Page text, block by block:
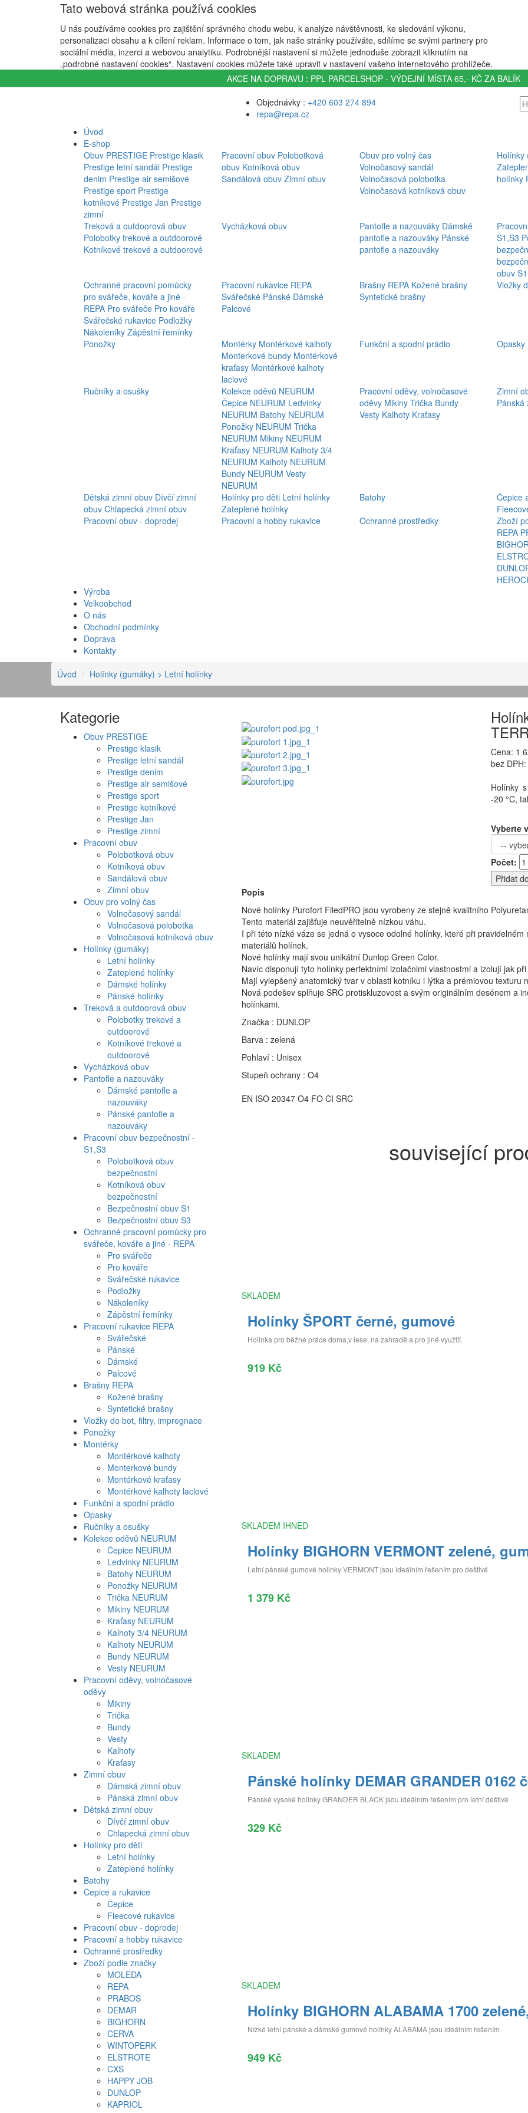
Tato webová stránka používá cookies
U nás používáme cookies pro zajištění správného chodu webu, k analýze návštěvnosti, ke sledování výkonu,
personalizaci obsahu a k cílení reklam. Informace o tom, jak naše stránky používáte, sdílíme se svými partnery pro
sociální média, inzerci a webovou analytiku. Podrobnější nastavení si můžete jednoduše zobrazit kliknutím na
„podrobné nastavení cookies“. Nastavení cookies můžete také upravit v nastavení vašeho internetového prohlížeče.
AKCE NA DOPRAVU : PPL PARCELSHOP - VÝDEJNÍ MÍSTA 65,- KČ ZA BALÍK
Objednávky : +420 603 274 894
repa@repa.cz
Úvod
E-shop
Obuv PRESTIGE Prestige klasik
Prestige letní sandál Prestige
denim Prestige air semišové
Prestige sport Prestige
kotníkové Prestige Jan Prestige
zimní
Pracovní obuv Polobotková
obuv Kotníková obuv
Sandálová obuv Zimní obuv
Obuv pro volný čas
Volnočasový sandál
Volnočasová polobotka
Volnočasová kotníková obuv
Holínky
holínky
Treková a outdoorová obuv
Polobotky trekové a outdoorové
Kotníkové trekové a outdoorové
Vycházková obuv Pantofle a nazouváky Dámské
pantofle a nazouváky Pánské
pantofle a nazouváky
S1,S3
obuv S1
Ochranné pracovní pomůcky
pro svářeče, kováře a jiné -
REPA Pro svářeče Pro kováře
Svářečské rukavice Podložky
Nákoleníky Zápěstní řemínky
Pracovní rukavice REPA
Svářečské Pánské Dámské
Palcové
Brašny REPA Kožené brašny
Syntetické brašny
Vložky
Ponožky Montérky Montérkové kalhoty
Monterkové bundy Montérkové
kraťasy Montérkové kalhoty
laclové
Funkční a spodní prádlo Opasky
Ručníky a osušky
Kolekce oděvů NEURUM
Čepice NEURUM Ledvinky
NEURUM Batohy NEURUM
Ponožky NEURUM Trička
NEURUM Mikiny NEURUM
Kraťasy NEURUM Kalhoty 3/4
NEURUM Kalhoty NEURUM
Bundy NEURUM Vesty
NEURUM
Pracovní oděvy, volnočasové
oděvy Mikiny Trička Bundy
Vesty Kalhoty Kraťasy
Zimní
Pánská
Dětská zimní obuv Dívčí zimní
obuv Chlapecká zimní obuv
Holínky pro děti Letní holínky
Zateplené holínky
Batohy Čepice
Pracovní obuv - doprodej
Pracovní a hobby rukavice Ochranné prostředky Zboží
REPA
Výroba
Velkoobchod
O nás
Obchodní podmínky
Doprava
Kontakty
Úvod Holínky (gumáky) > Letní holínky
Kategorie
Obuv PRESTIGE
Prestige klasik
Prestige letní sandál
Prestige denim
Prestige air semišové
Prestige sport
Prestige kotníkové
Prestige Jan
Prestige zimní
Pracovní obuv
Polobotková obuv
Kotníková obuv
Sandálová obuv
Zimní obuv
Obuv pro volný čas
Volnočasový sandál
Volnočasová polobotka
Volnočasová kotníková obuv
Holínky (gumáky)
Letní holínky
Zateplené holínky
Dámské holínky
Pánské holínky
Treková a outdoorová obuv
Polobotky trekové a
outdoorové
Kotníkové trekové a
outdoorové
Vycházková obuv
Pantofle a nazouváky
Dámské pantofle a
nazouváky
Pánské pantofle a
nazouváky
Pracovní obuv bezpečnostní -
S1,S3
Polobotková obuv
bezpečnostní
Kotníková obuv
bezpečnostní
Bezpečnostní obuv S1
Bezpečnostní obuv S3
Ochranné pracovní pomůcky pro
svářeče, kováře a jiné - REPA
Pro svářeče
Pro kováře
Svářečské rukavice
Podložky
Nákoleníky
Zápěstní řemínky
Pracovní rukavice REPA
Svářečské
Pánské
Dámské
Palcové
Brašny REPA
Kožené brašny
Syntetické brašny
Vložky do bot, filtry, impregnace
Ponožky
Montérky
Montérkové kalhoty
Monterkové bundy
Montérkové kraťasy
Montérkové kalhoty laclové
Funkční a spodní prádlo
Opasky
Ručníky a osušky
Kolekce oděvů NEURUM
Čepice NEURUM
Ledvinky NEURUM
Batohy NEURUM
Ponožky NEURUM
Trička NEURUM
Mikiny NEURUM
Kraťasy NEURUM
Kalhoty 3/4 NEURUM
Kalhoty NEURUM
Bundy NEURUM
Vesty NEURUM
Pracovní oděvy, volnočasové
oděvy
Mikiny
Trička
Bundy
Vesty
Kalhoty
Kraťasy
Zimní obuv
Dámská zimní obuv
Pánská zimní obuv
Dětská zimní obuv
Dívčí zimní obuv
Chlapecká zimní obuv
Holínky pro děti
Letní holínky
Zateplené holínky
Batohy
Čepice a rukavice
Čepice
Fleecové rukavice
Pracovní obuv - doprodej
Pracovní a hobby rukavice
Ochranné prostředky
Zboží podle značky
MOLEDA
REPA
PRABOS
DEMAR
BIGHORN
CERVA
WINTOPERK
ELSTROTE
CXS
HAPPY JOB
DUNLOP
KAPRIOL
Cena: 1
bez
Holínky
-20 °C,
Vyberte
Počet:
Přidat
Popis
Nové holínky Purofort FiledPRO jsou vyrobeny ze stejně kvalitního
Tento materiál zajišťuje neuvěřitelně nízkou váhu.
I při této nízké váze se jedná o vysoce odolné holínky, které při
materiálů holínek.
Nové holínky mají svou unikátní Dunlop Green Color.
Navíc disponují tyto holínky perfektními izolačnimi vlastnostmi a izolují jak
Mají vylepšený anatomický tvar v oblasti kotníku i lýtka a prémiovou texturu
Nová podešev splňuje SRC protiskluzovost a svým originálním desénem a
holínkami.
Značka : DUNLOP
Barva : zelená
Pohlaví : Unisex
Stupeň ochrany : O4
EN ISO 20347 O4 FO CI SRC
související
SKLADEM
Holínky ŠPORT černé, gumové
Holinka pro běžné práce doma,v lese, na zahradě a pro jiné využití.
919 Kč
SKLADEM IHNED
Holínky BIGHORN VERMONT zelené,
Letní pánské gumové holinky VERMONT jsou ideálním řešením pro deštivé
1 379 Kč
SKLADEM
Pánské holínky DEMAR GRANDER 0162
Pánské vysoké holinky GRANDER BLACK jsou ideálním řešením pro letní deštivé
329 Kč
SKLADEM
Holínky BIGHORN ALABAMA 1700
Nízké letní pánské a dámské gumové holínky ALABAMA jsou ideálním řešením
949 Kč